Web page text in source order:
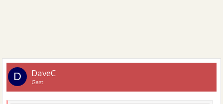
D DaveC
Gast